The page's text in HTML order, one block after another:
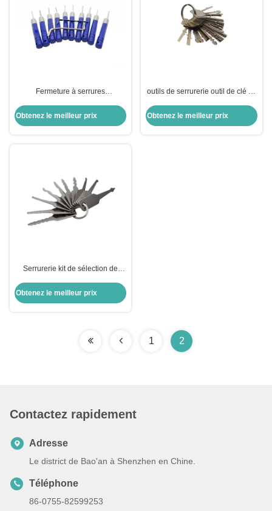
Fermeture à serrures
ensemble de sélectionnement
Obtenez le meilleur prix
outils de serrurerie outil de clé 40
verrou d'or en acier clé de test
Obtenez le meilleur prix
Serrurerie kit de sélection de
serrures ensemble de sélection
de serrures KLOM avec numéro
Obtenez le meilleur prix
1 2
Contactez rapidement
Adresse
Le district de Bao'an à Shenzhen en Chine.
Téléphone
86-0755-82599253